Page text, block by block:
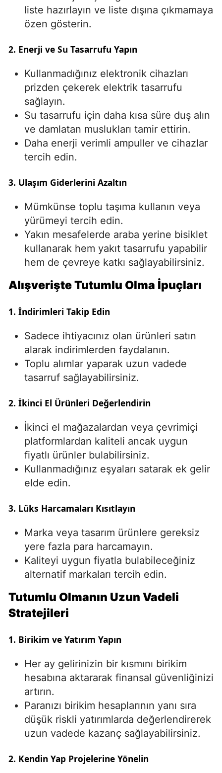
Osmaniye
liste hazırlayın ve liste dışına çıkmamaya
özen gösterin.
2. Enerji ve Su Tasarrufu Yapın
Kullanmadığınız elektronik cihazları
prizden çekerek elektrik tasarrufu
sağlayın.
Su tasarrufu için daha kısa süre duş alın
ve damlatan muslukları tamir ettirin.
Daha enerji verimli ampuller ve cihazlar
tercih edin.
3. Ulaşım Giderlerini Azaltın
Mümkünse toplu taşıma kullanın veya
yürümeyi tercih edin.
Yakın mesafelerde araba yerine bisiklet
kullanarak hem yakıt tasarrufu yapabilir
hem de çevreye katkı sağlayabilirsiniz.
Alışverişte Tutumlu Olma İpuçları
1. İndirimleri Takip Edin
Sadece ihtiyacınız olan ürünleri satın
alarak indirimlerden faydalanın.
Toplu alımlar yaparak uzun vadede
tasarruf sağlayabilirsiniz.
2. İkinci El Ürünleri Değerlendirin
İkinci el mağazalardan veya çevrimiçi
platformlardan kaliteli ancak uygun
fiyatlı ürünler bulabilirsiniz.
Kullanmadığınız eşyaları satarak ek gelir
elde edin.
3. Lüks Harcamaları Kısıtlayın
Marka veya tasarım ürünlere gereksiz
yere fazla para harcamayın.
Kaliteyi uygun fiyatla bulabileceğiniz
alternatif markaları tercih edin.
Tutumlu Olmanın Uzun Vadeli
Stratejileri
1. Birikim ve Yatırım Yapın
Her ay gelirinizin bir kısmını birikim
hesabına aktararak finansal güvenliğinizi
artırın.
Paranızı birikim hesaplarının yanı sıra
düşük riskli yatırımlarda değerlendirerek
uzun vadede kazanç sağlayabilirsiniz.
2. Kendin Yap Projelerine Yönelin